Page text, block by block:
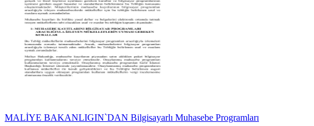
MALİYE BAKANLIGIN`DAN Bilgisayarlı Muhasebe Programları